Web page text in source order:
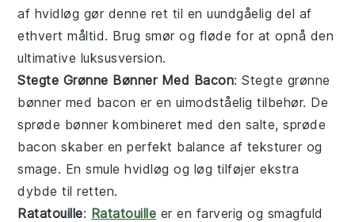
af hvidløg gør denne ret til en uundgåelig del af
ethvert måltid. Brug smør og fløde for at opnå den
ultimative luksusversion.
Stegte Grønne Bønner Med Bacon: Stegte grønne
bønner med bacon er en uimodståeligtilbehør. De
sprøde bønner kombineret med den salte, sprøde
bacon skaber en perfekt balance af teksturer og
smage. En smule hvidløg og løg tilføjer ekstra
dybde til retten.
Ratatouille: Ratatouille er en farverig og smagfuld